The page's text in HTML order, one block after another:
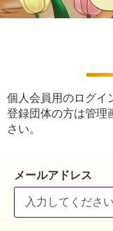
個人会員用のログイ
登録団体の方は管理
さい。
メールアドレス